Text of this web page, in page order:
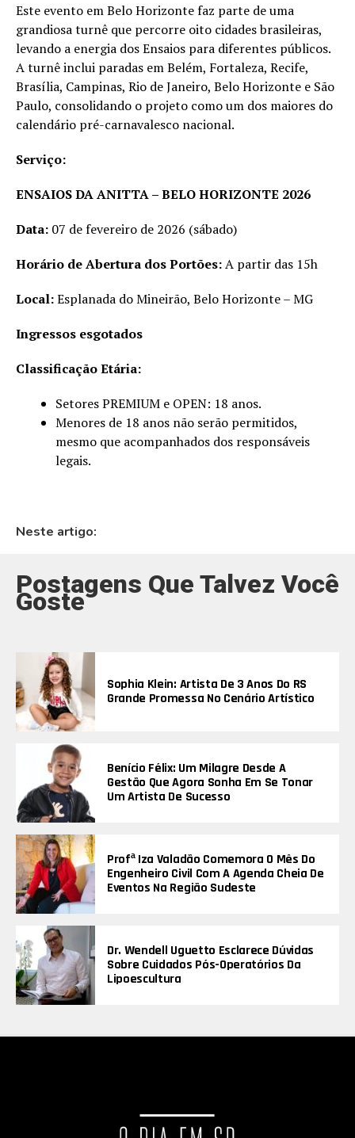
Este evento em Belo Horizonte faz parte de uma
grandiosa turnê que percorre oito cidades brasileiras,
levando a energia dos Ensaios para diferentes públicos.
A turnê inclui paradas em Belém, Fortaleza, Recife,
Brasília, Campinas, Rio de Janeiro, Belo Horizonte e São
Paulo, consolidando o projeto como um dos maiores do
calendário pré-carnavalesco nacional.
Serviço:
ENSAIOS DA ANITTA – BELO HORIZONTE 2026
Data: 07 de fevereiro de 2026 (sábado)
Horário de Abertura dos Portões:A partir das 15h
Local:Esplanada do Mineirão, Belo Horizonte – MG
Ingressos esgotados
Classificação Etária:
Setores PREMIUM e OPEN: 18 anos.
Menores de 18 anos não serão permitidos,
mesmo que acompanhados dos responsáveis
legais.
Neste artigo:
Postagens Que Talvez Você
Goste
Sophia Klein: Artista De 3 Anos Do RS
Grande Promessa No Cenário Artístico
Benício Félix: Um Milagre Desde A
Gestão Que Agora Sonha Em Se Tonar
Um Artista De Sucesso
Profª Iza Valadão Comemora O Mês Do
Engenheiro Civil Com A Agenda Cheia De
Eventos Na Região Sudeste
Dr. Wendell Uguetto Esclarece Dúvidas
Sobre Cuidados Pós-Operatórios Da
Lipoescultura